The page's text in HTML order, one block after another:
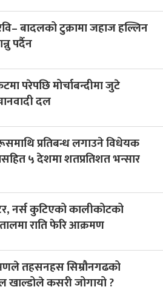
बादलको टुक्रामा जहाज हल्लिन
पर्दैन
परेपछि मोर्चाबन्दीमा जुटे
दल
प्रतिबन्ध लगाउने विधेयक
५ देशमा शतप्रतिशत भन्सार
नर्स कुटिएको कालीकोटको
राति फेरि आक्रमण
तहसनहस सिम्रौनगढको
खाल्डोले कसरी जोगायो ?